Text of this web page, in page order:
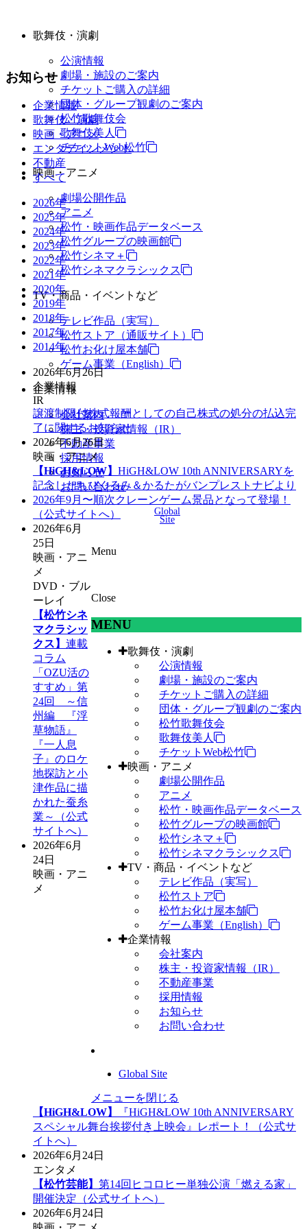
歌舞伎・演劇
公演情報
劇場・施設のご案内
チケットご購入の詳細
団体・グループ観劇のご案内
松竹歌舞伎会
歌舞伎美人
チケットWeb松竹
映画・アニメ
劇場公開作品
アニメ
松竹・映画作品データベース
松竹グループの映画館
松竹シネマ＋
松竹シネマクラシックス
TV・商品・イベントなど
テレビ作品（実写）
松竹ストア（通販サイト）
松竹お化け屋本舗
ゲーム事業（English）
企業情報
会社案内
株主・投資家情報（IR）
不動産事業
採用情報
お知らせ
お問い合わせ
Global
Site
Menu
Close
MENU
歌舞伎・演劇
公演情報
劇場・施設のご案内
チケットご購入の詳細
団体・グループ観劇のご案内
松竹歌舞伎会
歌舞伎美人
チケットWeb松竹
映画・アニメ
劇場公開作品
アニメ
松竹・映画作品データベース
松竹グループの映画館
松竹シネマ＋
松竹シネマクラシックス
TV・商品・イベントなど
テレビ作品（実写）
松竹ストア
松竹お化け屋本舗
ゲーム事業（English）
企業情報
会社案内
株主・投資家情報（IR）
不動産事業
採用情報
お知らせ
お問い合わせ
Global Site
メニューを閉じる
お知らせ
企業情報
歌舞伎・演劇
映画・アニメ
エンタテインメント
不動産
すべて
2026年
2025年
2024年
2023年
2022年
2021年
2020年
2019年
2018年
2017年
2014年
2026年6月26日
企業情報
IR
譲渡制限付株式報酬としての自己株式の処分の払込完
了に関するお知らせ
2026年6月26日
映画・アニメ
【HiGH&LOW】 HiGH&LOW 10th ANNIVERSARYを
記念したちびぐるみ＆かるたがバンプレストナビより
2026年9月〜順次クレーンゲーム景品となって登場！
（公式サイトへ）
2026年6月
25日
映画・アニ
メ
DVD・ブル
ーレイ
【松竹シネ
マクラシッ
クス】 連載
コラム
「OZU活の
すすめ」第
24回 ～信
州編 『浮
草物語』
『一人息
子』のロケ
地探訪と小
津作品に描
かれた蚕糸
業～（公式
サイトへ）
2026年6月
24日
映画・アニ
メ
【HiGH&LOW】
『HiGH&LOW 10th ANNIVERSARY
スペシャル舞台挨拶付き上映会』レポート！（公式サ
イトへ）
2026年6月24日
エンタメ
【松竹芸能】 第14回ヒコロヒー単独公演「燃える家」
開催決定（公式サイトへ）
2026年6月24日